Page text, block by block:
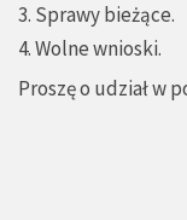
3. Sprawy bieżące.
4. Wolne wnioski.
Proszę o udział w